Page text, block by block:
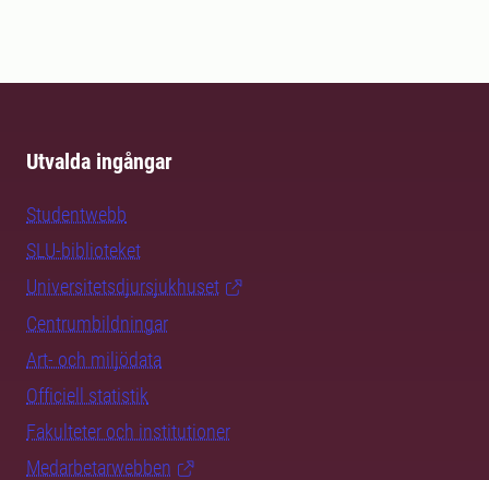
Utvalda ingångar
Studentwebb
SLU-biblioteket
Universitetsdjursjukhuset
Centrumbildningar
Art- och miljödata
Officiell statistik
Fakulteter och institutioner
Medarbetarwebben